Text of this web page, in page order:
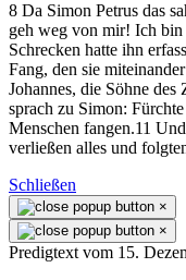
8 Da Simon Petrus das
geh weg von mir! Ich
Schrecken hatte ihn
Fang, den sie
Johannes, die Söhne des
sprach zu Simon:
Menschen fangen.11
verließen alles und
Schließen
×
×
Predigtext vom 15.